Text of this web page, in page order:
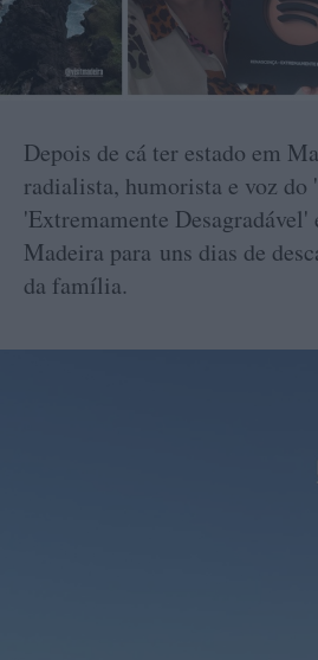
Depois de cá ter estado em
radialista, humorista e voz do
'Extremamente Desagradável'
Madeira para uns dias de
da família.